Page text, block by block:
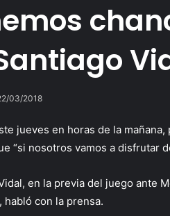
03/2018
jueves en horas de la
“si nosotros vamos a disfrutar
en la previa del juego ante
habló con la prensa.